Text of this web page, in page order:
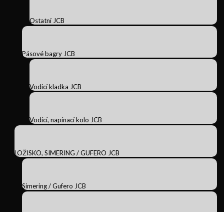
Ostatní JCB
Pásové bagry JCB
Vodicí kladka JCB
Vodící, napínací kolo JCB
LOŽISKO, SIMERING / GUFERO JCB
Simering / Gufero JCB